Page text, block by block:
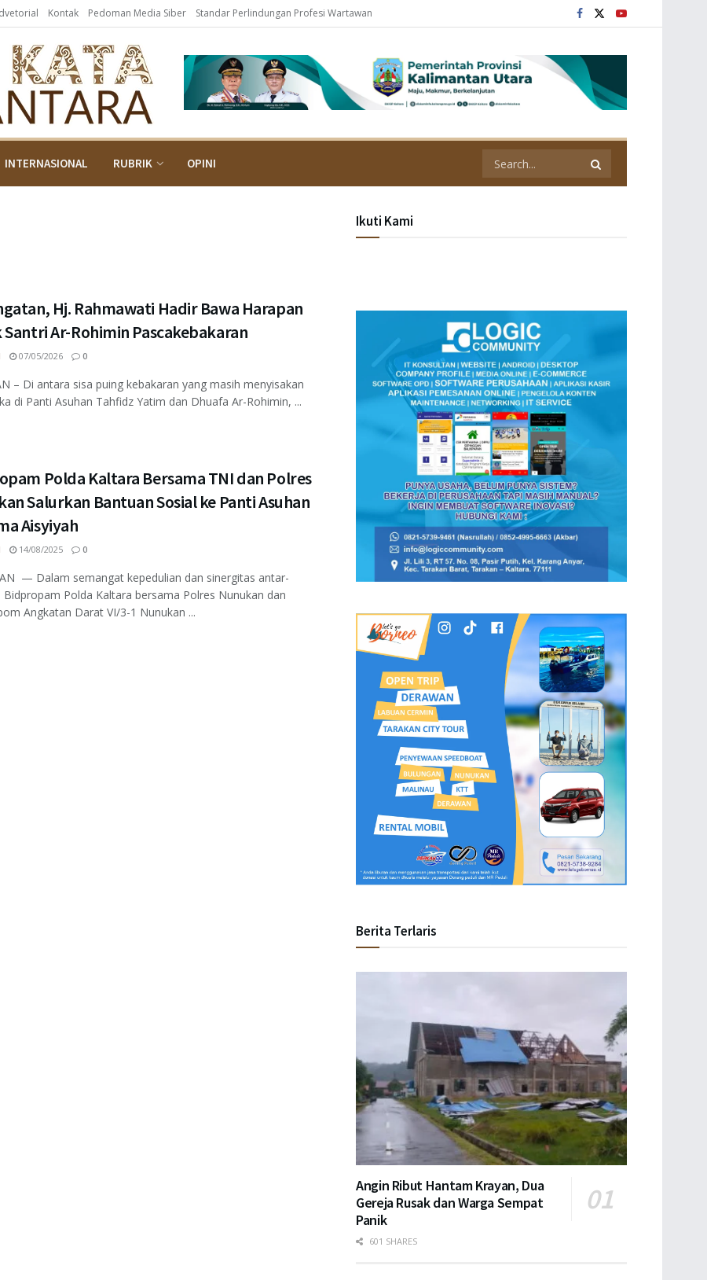
Kontak Pedoman Media Siber Standar Perlindungan Profesi Wartawan
INTERNASIONAL RUBRIK OPINI
Hj. Rahmawati Hadir Bawa Harapan
Ar-Rohimin Pascakebakaran
07/05/2026 0
– Di antara sisa puing kebakaran yang masih menyisakan
di Panti Asuhan Tahfidz Yatim dan Dhuafa Ar-Rohimin, ...
Polda Kaltara Bersama TNI dan Polres
Salurkan Bantuan Sosial ke Panti Asuhan
Aisyiyah
14/08/2025 0
— Dalam semangat kepedulian dan sinergitas antar-
Bidpropam Polda Kaltara bersama Polres Nunukan dan
Angkatan Darat VI/3-1 Nunukan ...
Ikuti Kami
Berita Terlaris
Angin Ribut Hantam Krayan, Dua
Gereja Rusak dan Warga Sempat
Panik
601 SHARES